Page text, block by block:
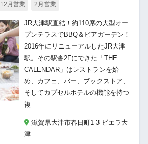
12月営業 2月営業
JR大津駅直結！約110席の大型オー
プンテラスでBBQ＆ビアガーデン！
2016年にリニューアルしたJR大津
駅。その駅舎2Fにできた「THE
CALENDAR」はレストランを始
め、カフェ、バー、ブックストア、
そしてカプセルホテルの機能を持つ
複
滋賀県大津市春日町1-3 ビエラ大
津